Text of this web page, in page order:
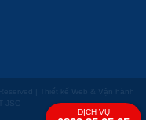
| Thiết kế Web & Vận hành
JSC
DỊCH VỤ